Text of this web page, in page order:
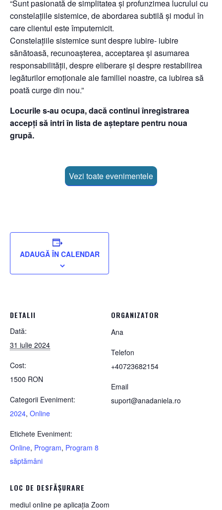
“Sunt pasionată de simplitatea și profunzimea lucrului cu
constelațiile sistemice, de abordarea subtilă și modul în
care clientul este împuternicit.
Constelațiile sistemice sunt despre iubire- iubire
sănătoasă, recunoașterea, acceptarea și asumarea
responsabilității, despre eliberare și despre restabilirea
legăturilor emoționale ale familiei noastre, ca iubirea să
poată curge din nou.”
Locurile s-au ocupa, dacă continui înregistrarea
accepți să intri în lista de așteptare pentru noua
grupă.
Vezi toate evenimentele
ADAUGĂ ÎN CALENDAR
DETALII
Dată:
31 iulie 2024
Cost:
1500 RON
Categorii Eveniment:
2024, Online
Etichete Eveniment:
Online, Program, Program 8
săptămâni
LOC DE DESFĂȘURARE
mediul online pe aplicația Zoom
ORGANIZATOR
Ana
Telefon
+40723682154
Email
suport@anadaniela.ro